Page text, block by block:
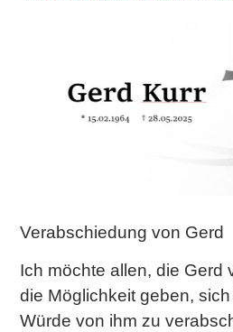
Verabschiedung von Gerd
Ich möchte allen, die Gerd
die Möglichkeit geben,
Würde von ihm zu